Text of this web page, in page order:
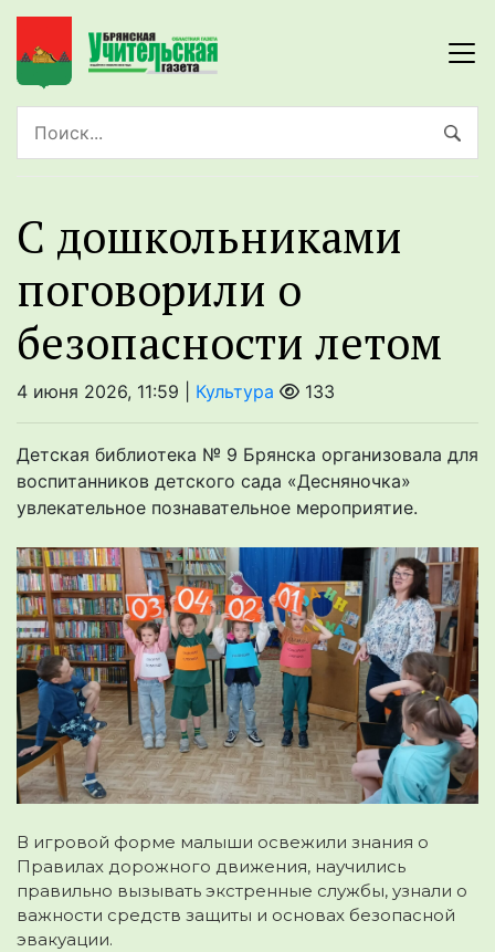
С дошкольниками
поговорили о
безопасности летом
4 июня 2026, 11:59 | Культура 133
Детская библиотека № 9 Брянска организовала для
воспитанников детского сада «Десняночка»
увлекательное познавательное мероприятие.
В игровой форме малыши освежили знания о
Правилах дорожного движения, научились
правильно вызывать экстренные службы, узнали о
важности средств защиты и основах безопасной
эвакуации.